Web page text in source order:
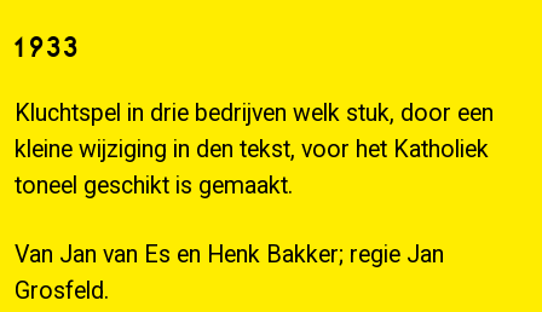
1933
Kluchtspel in drie bedrijven welk stuk, door een
kleine wijziging in den tekst, voor het Katholiek
toneel geschikt is gemaakt.
Van Jan van Es en Henk Bakker; regie Jan
Grosfeld.